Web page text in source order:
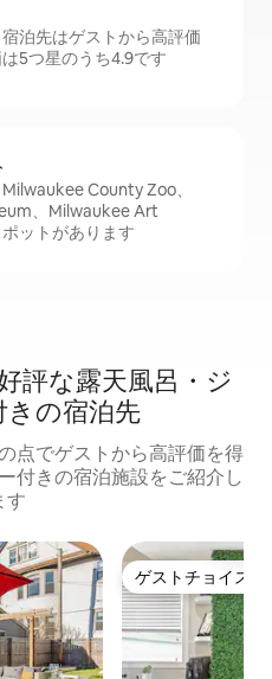
泊先はゲストから高評価
5つ星のうち4.9です
County Zoo、
、Milwaukee Art
ットがあります
評な露天風呂・ジ
きの宿泊先
点でゲストから高評価を得
付きの宿泊施設をご紹介し
す
ゲストチョイス
ゲストチョイス